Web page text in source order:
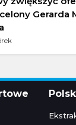
Gerarda